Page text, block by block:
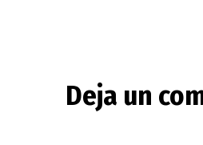
Deja un